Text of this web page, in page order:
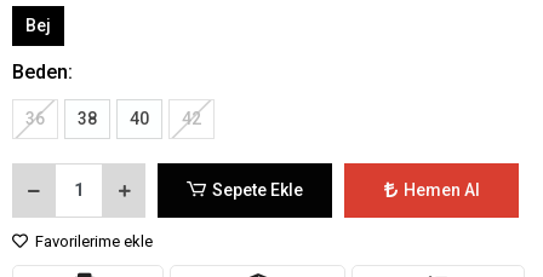
Bej
Beden:
36 38 40 42
Sepete Ekle Hemen Al
Favorilerime ekle